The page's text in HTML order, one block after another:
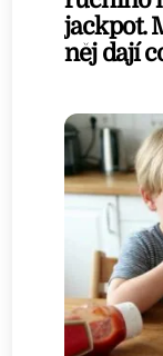
jackpot.
něj dají